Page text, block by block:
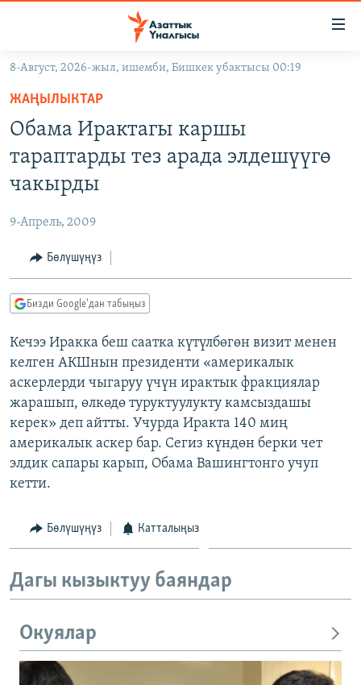
Навигацияга
өтүңүз
Издөөгө
салыңыз
КЫРГЫЗСТАН
МАДАНИЯТ
УКРАИНА
ТВ ПРОГРАММАЛАР
БҮГҮН АЗАТТЫКТА
ДАНИСТЕ
АЗАТТЫК+
ПОДКАСТ
ЭЕ/АРнун бардык сайттары
8-Август, 2026-жыл, ишемби, Бишкек убактысы 00:19
ЖАҢЫЛЫКТАР
Обама Ирактагы каршы
тараптарды тез арада элдешүүгө
чакырды
9-Апрель, 2009
Бөлүшүңүз
Бизди Google'дан табыңыз
Кечээ Иракка беш саатка күтүлбөгөн визит менен
келген АКШнын президенти «америкалык
аскерлерди чыгаруу үчүн ирактык фракциялар
жарашып, өлкөдө туруктуулукту камсыздашы
керек» деп айтты. Учурда Иракта 140 миң
америкалык аскер бар. Сегиз күндөн берки чет
элдик сапары карып, Обама Вашингтонго учуп
кетти.
Бөлүшүңүз Катталыңыз
Дагы кызыктуу баяндар
Окуялар